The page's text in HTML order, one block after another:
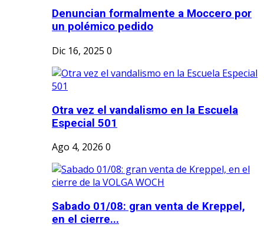
Denuncian formalmente a Moccero por
un polémico pedido
Dic 16, 2025 0
Otra vez el vandalismo en la Escuela
Especial 501
Ago 4, 2026 0
Sabado 01/08: gran venta de Kreppel,
en el cierre...